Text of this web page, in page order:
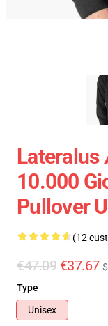
10.000
Pullover
(12
€47.09 €37.67
Type
Unisex